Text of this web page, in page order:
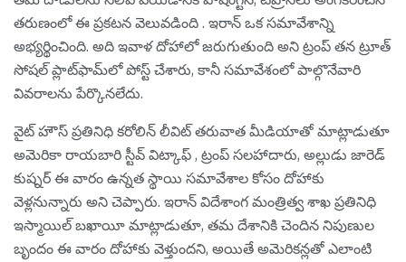
తరుణంలో ఈ ప్రకటన వెలువడింది . ఇరాన్ ఒక సమావేశాన్ని
అభ్యర్థించింది. అది ఇవాళ‌ దోహాలో జరుగుతుంది అని ట్రంప్ తన ట్రూత్
సోషల్ ప్లాట్‌ఫామ్‌లో పోస్ట్ చేశారు, కానీ సమావేశంలో పాల్గొనేవారి
వివరాలను పేర్కొనలేదు.
వైట్ హౌస్ ప్రతినిధి కరోలిన్ లీవిట్ తరువాత మీడియాతో మాట్లాడుతూ
అమెరికా రాయబారి స్టీవ్ విట్కాఫ్ , ట్రంప్ సలహాదారు, అల్లుడు జారెడ్
కుష్నర్ ఈ వారం ఉన్నత స్థాయి సమావేశాల కోసం దోహాకు
వెళ్లనున్నారు అని చెప్పారు. ఇరాన్ విదేశాంగ మంత్రిత్వ శాఖ ప్రతినిధి
ఇస్మాయిల్ బఖాయీ మాట్లాడుతూ, తమ దేశానికి చెందిన నిపుణుల
బృందం ఈ వారం దోహాకు వెళ్తుందని, అయితే అమెరికన్లతో ఎలాంటి